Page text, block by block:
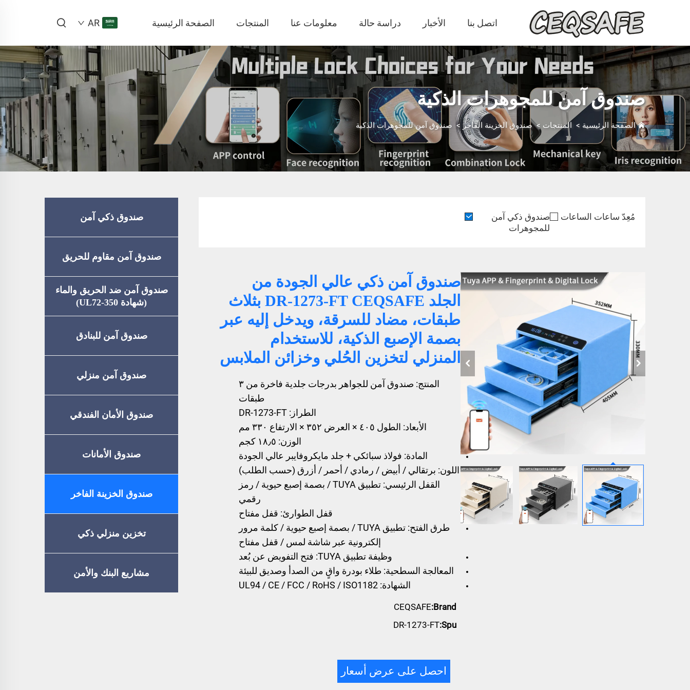
الصفحة الرئيسية المنتجات معلومات عنا دراسة حالة الأخبار اتصل بنا AR
صندوق آمن للمجوهرات الذكية
الصفحة الرئيسية > المنتجات >صندوق الخزينة الفاخر > صندوق آمن للمجوهرات الذكية
صندوق ذكي آمن
صندوق آمن مقاوم للحريق
صندوق آمن ضد الحريق والماء
(شهادة UL72-350)
صندوق آمن للبنادق
صندوق آمن منزلي
صندوق الأمان الفندقي
صندوق الأمانات
صندوق الخزينة الفاخر
تخزين منزلي ذكي
مشاريع البنك والأمن
مُعِدّ ساعات الساعات
صندوق ذكي آمن
للمجوهرات
صندوق آمن ذكي عالي الجودة من
الجلد DR-1273-FT CEQSAFE بثلاث
طبقات، مضاد للسرقة، ويدخل إليه عبر
بصمة الإصبع الذكية، للاستخدام
المنزلي لتخزين الحُلي وخزائن الملابس
المنتج: صندوق آمن للجواهر بدرجات جلدية فاخرة من ٣
طبقات
الطراز: DR-1273-FT
الأبعاد: الطول ٤٠٥ × العرض ٣٥٢ × الارتفاع ٣٣٠ مم
الوزن: ١٨٫٥ كجم
المادة: فولاذ سبائكي + جلد مايكروفايبر عالي الجودة
اللون: برتقالي / أبيض / رمادي / أحمر / أزرق (حسب الطلب)
القفل الرئيسي: تطبيق TUYA / بصمة إصبع حيوية / رمز
رقمي
قفل الطوارئ: قفل مفتاح
طرق الفتح: تطبيق TUYA / بصمة إصبع حيوية / كلمة مرور
إلكترونية عبر شاشة لمس / قفل مفتاح
وظيفة تطبيق TUYA: فتح التفويض عن بُعد
المعالجة السطحية: طلاء بودرة واقٍ من الصدأ وصديق للبيئة
الشهادة: UL94 / CE / FCC / RoHS / ISO1182
Brand:
CEQSAFE
Spu:
DR-1273-FT
احصل على عرض أسعار